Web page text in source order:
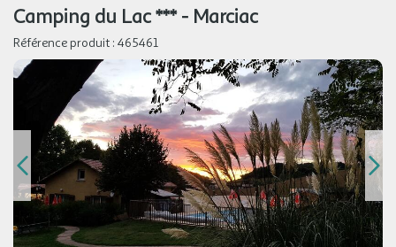
Camping du Lac *** - Marciac
Référence produit : 465461